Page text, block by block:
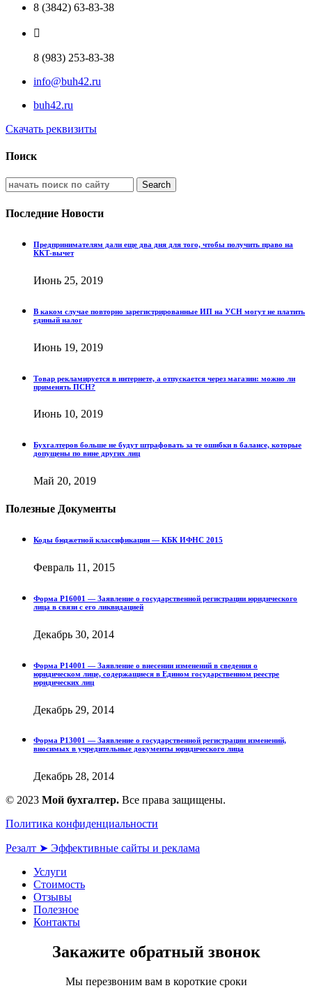
8 (3842) 63-83-38
8 (983) 253-83-38
info@buh42.ru
buh42.ru
Скачать реквизиты
Поиск
Последние Новости
Предпринимателям дали еще два дня для того, чтобы получить право на
ККТ‑вычет
Июнь 25, 2019
В каком случае повторно зарегистрированные ИП на УСН могут не платить
единый налог
Июнь 19, 2019
Товар рекламируется в интернете, а отпускается через магазин: можно ли
применять ПСН?
Июнь 10, 2019
Бухгалтеров больше не будут штрафовать за те ошибки в балансе, которые
допущены по вине других лиц
Май 20, 2019
Полезные Документы
Коды бюджетной классификации — КБК ИФНС 2015
Февраль 11, 2015
Форма Р16001 — Заявление о государственной регистрации юридического
лица в связи с его ликвидацией
Декабрь 30, 2014
Форма Р14001 — Заявление о внесении изменений в сведения о
юридическом лице, содержащиеся в Едином государственном реестре
юридических лиц
Декабрь 29, 2014
Форма Р13001 — Заявление о государственной регистрации изменений,
вносимых в учредительные документы юридического лица
Декабрь 28, 2014
© 2023 Мой бухгалтер. Все права защищены.
Политика конфиденциальности
Резалт ➤ Эффективные сайты и реклама
Услуги
Стоимость
Отзывы
Полезное
Контакты
Закажите обратный звонок
Мы перезвоним вам в короткие сроки